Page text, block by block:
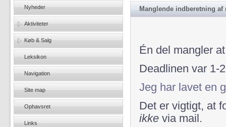
Manglende indberetning
Én del mangler
Deadlinen var 1-
Jeg har lavet en
Det er vigtigt, at
ikke via mail.
Nyheder
Aktiviteter
Køb & Salg
Leksikon
Navigation
Site map
Ophavsret
Links